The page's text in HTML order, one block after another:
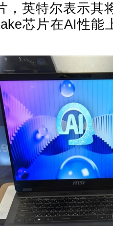
，英特尔表示其
芯片在AI性能